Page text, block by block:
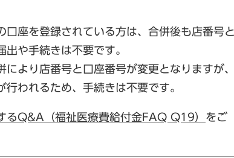
座を登録されている方は、合併後も店番号と
や手続きは不要です。
より店番号と口座番号が変更となりますが、
われるため、手続きは不要です。
るQ&A（福祉医療費給付金FAQ Q19） をご